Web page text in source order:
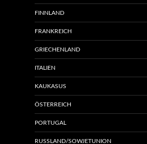
FINNLAND
FRANKREICH
GRIECHENLAND
ITALIEN
KAUKASUS
ÖSTERREICH
PORTUGAL
RUSSLAND/SOWJETUNION